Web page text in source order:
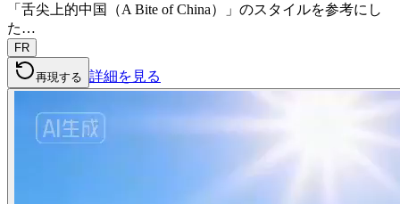
「舌尖上的中国（A Bite of China）」のスタイルを参考にし
た…
FR
再現する 詳細を見る